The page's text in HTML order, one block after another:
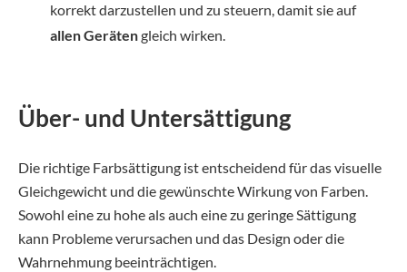
korrekt darzustellen und zu steuern, damit sie auf
allen Gerätengleich wirken.
Über- und Unter­sättigung
Die richtige Farbsättigung ist entscheidend für das visuelle
Gleichgewicht und die gewünschte Wirkung von Farben.
Sowohl eine zu hohe als auch eine zu geringe Sättigung
kann Probleme verursachen und das Design oder die
Wahrnehmung beeinträchtigen.